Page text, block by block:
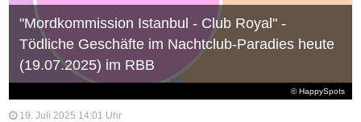
© HappySpots
"Mordkommission Istanbul - Club Royal" -
Tödliche Geschäfte im Nachtclub-Paradies heute
(19.07.2025) im RBB
19. Juli 2025 14:01 Uhr